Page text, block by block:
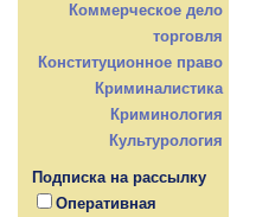
Коммерческое дело
торговля
Конституционное право
Криминалистика
Криминология
Культурология
Подписка на рассылку
Оперативная